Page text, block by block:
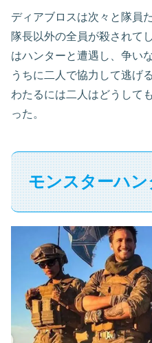
ディアブロスは次々と隊員
隊長以外の全員が殺されて
はハンターと遭遇し、争い
うちに二人で協力して逃げ
わたるには二人はどうして
った。
モンスターハ